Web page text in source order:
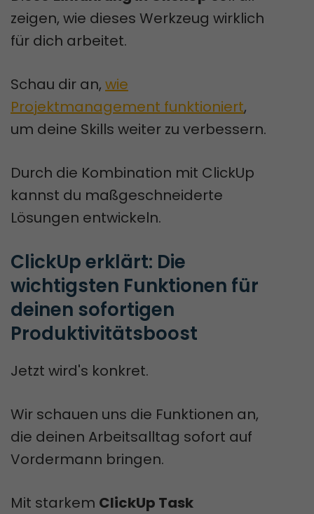
zeigen, wie dieses Werkzeug wirklich
für dich arbeitet.
Schau dir an, wie
Projektmanagement funktioniert,
um deine Skills weiter zu verbessern.
Durch die Kombination mit ClickUp
kannst du maßgeschneiderte
Lösungen entwickeln.
ClickUp erklärt: Die
wichtigsten Funktionen für
deinen sofortigen
Produktivitätsboost
Jetzt wird's konkret.
Wir schauen uns die Funktionen an,
die deinen Arbeitsalltag sofort auf
Vordermann bringen.
Mit starkem ClickUp Task